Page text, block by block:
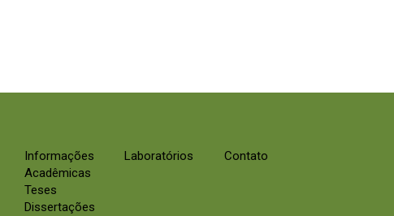
Informações
Acadêmicas
Teses
Dissertações
Laboratórios Contato